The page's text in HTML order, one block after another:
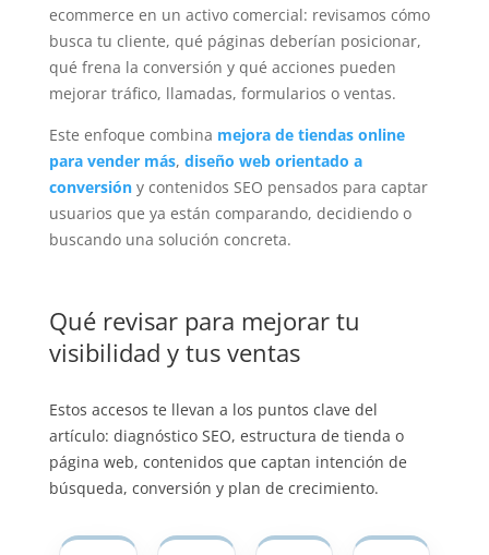
ecommerce en un activo comercial: revisamos cómo
busca tu cliente, qué páginas deberían posicionar,
qué frena la conversión y qué acciones pueden
mejorar tráfico, llamadas, formularios o ventas.
Este enfoque combina mejora de tiendas online
para vender más, diseño web orientado a
conversióny contenidos SEO pensados para captar
usuarios que ya están comparando, decidiendo o
buscando una solución concreta.
Qué revisar para mejorar tu
visibilidad y tus ventas
Estos accesos te llevan a los puntos clave del
artículo: diagnóstico SEO, estructura de tienda o
página web, contenidos que captan intención de
búsqueda, conversión y plan de crecimiento.